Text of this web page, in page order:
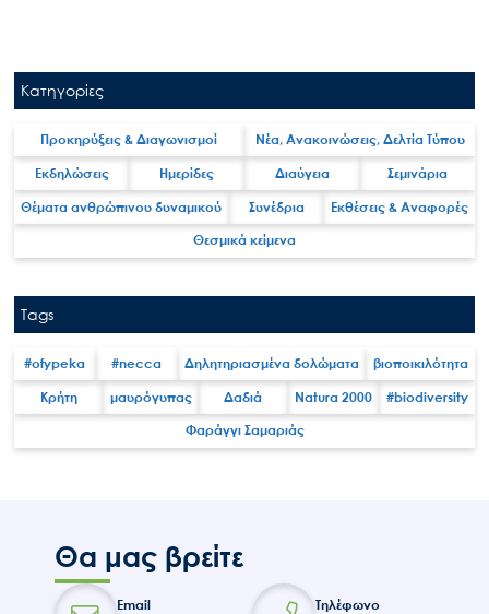
Νέα – Δημοσιότητα
Άξονες δράσης
Μ.Δ.Π.Π.
Εισιτήρια
Επικοινωνία
Κατηγορίες
Προκηρύξεις & Διαγωνισμοί Νέα, Ανακοινώσεις, Δελτία Τύπου
Εκδηλώσεις Ημερίδες Διαύγεια Σεμινάρια
Θέματα ανθρώπινου δυναμικού Συνέδρια Εκθέσεις & Αναφορές
Θεσμικά κείμενα
Tags
#ofypeka #necca Δηλητηριασμένα δολώματα βιοποικιλότητα
Κρήτη μαυρόγυπας Δαδιά Natura 2000 #biodiversity
Φαράγγι Σαμαριάς
Θα μας βρείτε
Email
Τηλέφωνο